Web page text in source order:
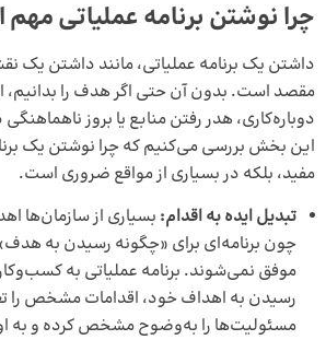
چرا نوشتن برنامه عملیاتی
داشتن یک برنامه عملیاتی، مانند داشتن یک
مقصد است. بدون آن حتی اگر هدف را
دوباره‌کاری، هدر رفتن منابع یا بروز
این بخش بررسی می‌کنیم که چرا نوشتن یک
مفید، بلکه در بسیاری از مواقع ضروری است.
تبدیل ایده به اقدام: بسیاری از سازمان‌ها
چون برنامه‌ای برای «چگونه رسیدن به هدف»
موفق نمی‌شوند. برنامه عملیاتی به
رسیدن به اهداف خود، اقدامات مشخص را
مسئولیت‌ها را به‌وضوح مشخص کرده و به